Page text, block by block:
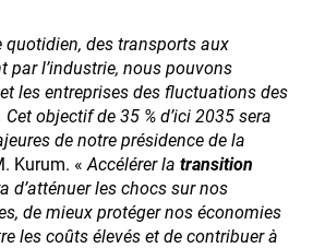
quotidien, des transports aux
par l’industrie, nous pouvons
les entreprises des fluctuations des
Cet objectif de 35 % d’ici 2035 sera
de notre présidence de la
Kurum. « Accélérer la transition
d’atténuer les chocs sur nos
de mieux protéger nos économies
les coûts élevés et de contribuer à
Vous pouvez vous
à tout moment grâce au lien
les e-mails qui vous sont
au site
Newsletter Courant Positif. Vous
désabonner à tout moment
présent dans les e-mails qui vous